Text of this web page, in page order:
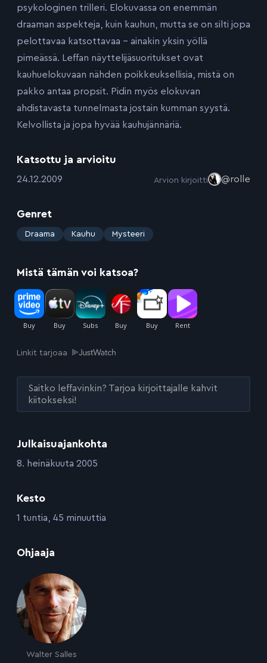
Julkaisuajankohta
:8. heinäkuuta 2005
Kesto
:1 tuntia, 45 minuuttia
Ohjaaja
Walter Salles
psykologinen trilleri. Elokuvassa on enemmän
draaman aspekteja, kuin kauhun, mutta se on silti jopa
pelottavaa katsottavaa – ainakin yksin yöllä
pimeässä. Leffan näyttelijäsuoritukset ovat
kauhuelokuvaan nähden poikkeuksellisia, mistä on
pakko antaa propsit. Pidin myös elokuvan
ahdistavasta tunnelmasta jostain kumman syystä.
Kelvollista ja jopa hyvää kauhujännäriä.
Katsottu ja arvioitu
:24.12.2009 Arvion kirjoitti @rolle
Genret
: Draama Kauhu Mysteeri
Mistä tämän voi katsoa?
Linkit tarjoaa
Saitko leffavinkin? Tarjoa kirjoittajalle kahvit
kiitokseksi!